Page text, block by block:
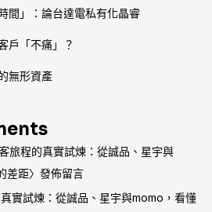
間」：論台達電私有化晶睿
戶「不痛」？
無形資產
旅程的真實試煉：從誠品、星宇與
差距〉發佈留言
實試煉：從誠品、星宇與momo，看懂